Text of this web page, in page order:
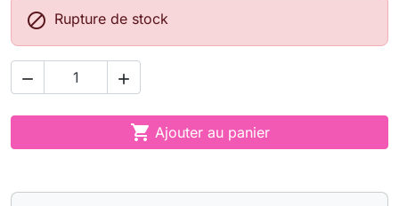
 Rupture de stock
 
 Ajouter au panier